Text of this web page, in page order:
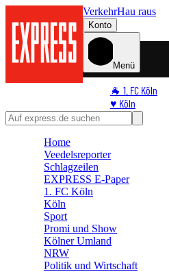
VerkehrHau raus
Konto
Menü
🐐 1. FC Köln
♥️ Köln
⭐ Promi
🛒 Shoppingwelt
Home
Veedelsreporter
Schlagzeilen
EXPRESS E-Paper
1. FC Köln
Köln
Sport
Promi und Show
Kölner Umland
NRW
Politik und Wirtschaft